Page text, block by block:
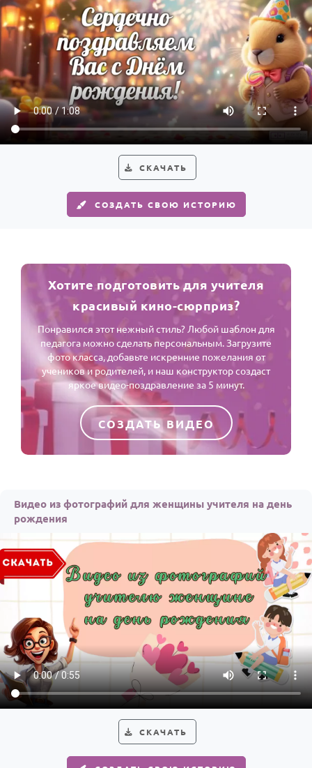
СКАЧАТЬ
СОЗДАТЬ СВОЮ ИСТОРИЮ
Хотите подготовить для учителя
красивый кино-сюрприз?
Понравился этот нежный стиль? Любой шаблон для
педагога можно сделать персональным. Загрузите
фото класса, добавьте искренние пожелания от
учеников и родителей, и наш конструктор создаст
яркое видео-поздравление за 5 минут.
СОЗДАТЬ ВИДЕО
Видео из фотографий для женщины учителя на день
рождения
СКАЧАТЬ